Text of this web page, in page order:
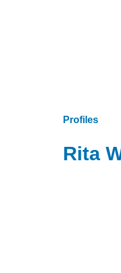
Profiles
Rita